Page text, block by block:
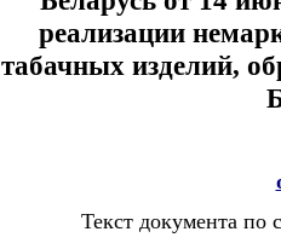
реализации
табачных изделий,
Текст документа по